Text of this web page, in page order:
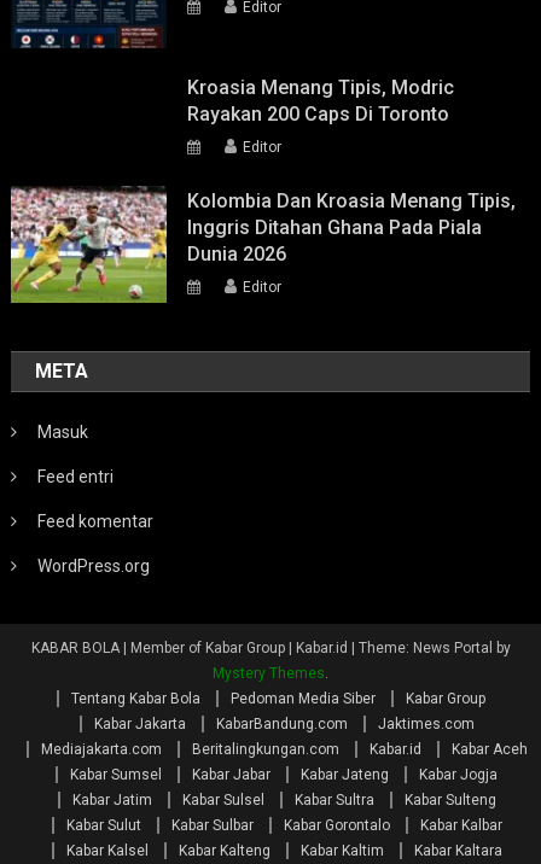
Editor
Kroasia Menang Tipis, Modric
Rayakan 200 Caps Di Toronto
Editor
Kolombia Dan Kroasia Menang Tipis,
Inggris Ditahan Ghana Pada Piala
Dunia 2026
Editor
META
Masuk
Feed entri
Feed komentar
WordPress.org
KABAR BOLA | Member of Kabar Group | Kabar.id
Theme: News Portal by
Mystery Themes.
Tentang Kabar Bola
Pedoman Media Siber
Kabar Group
Kabar Jakarta
KabarBandung.com
Jaktimes.com
Mediajakarta.com
Beritalingkungan.com Kabar.id
Kabar Aceh
Kabar Sumsel
Kabar Jabar Kabar Jateng
Kabar Jogja
Kabar Jatim
Kabar Sulsel Kabar Sultra
Kabar Sulteng
Kabar Sulut
Kabar Sulbar Kabar Gorontalo
Kabar Kalbar
Kabar Kalsel
Kabar Kalteng Kabar Kaltim Kabar Kaltara